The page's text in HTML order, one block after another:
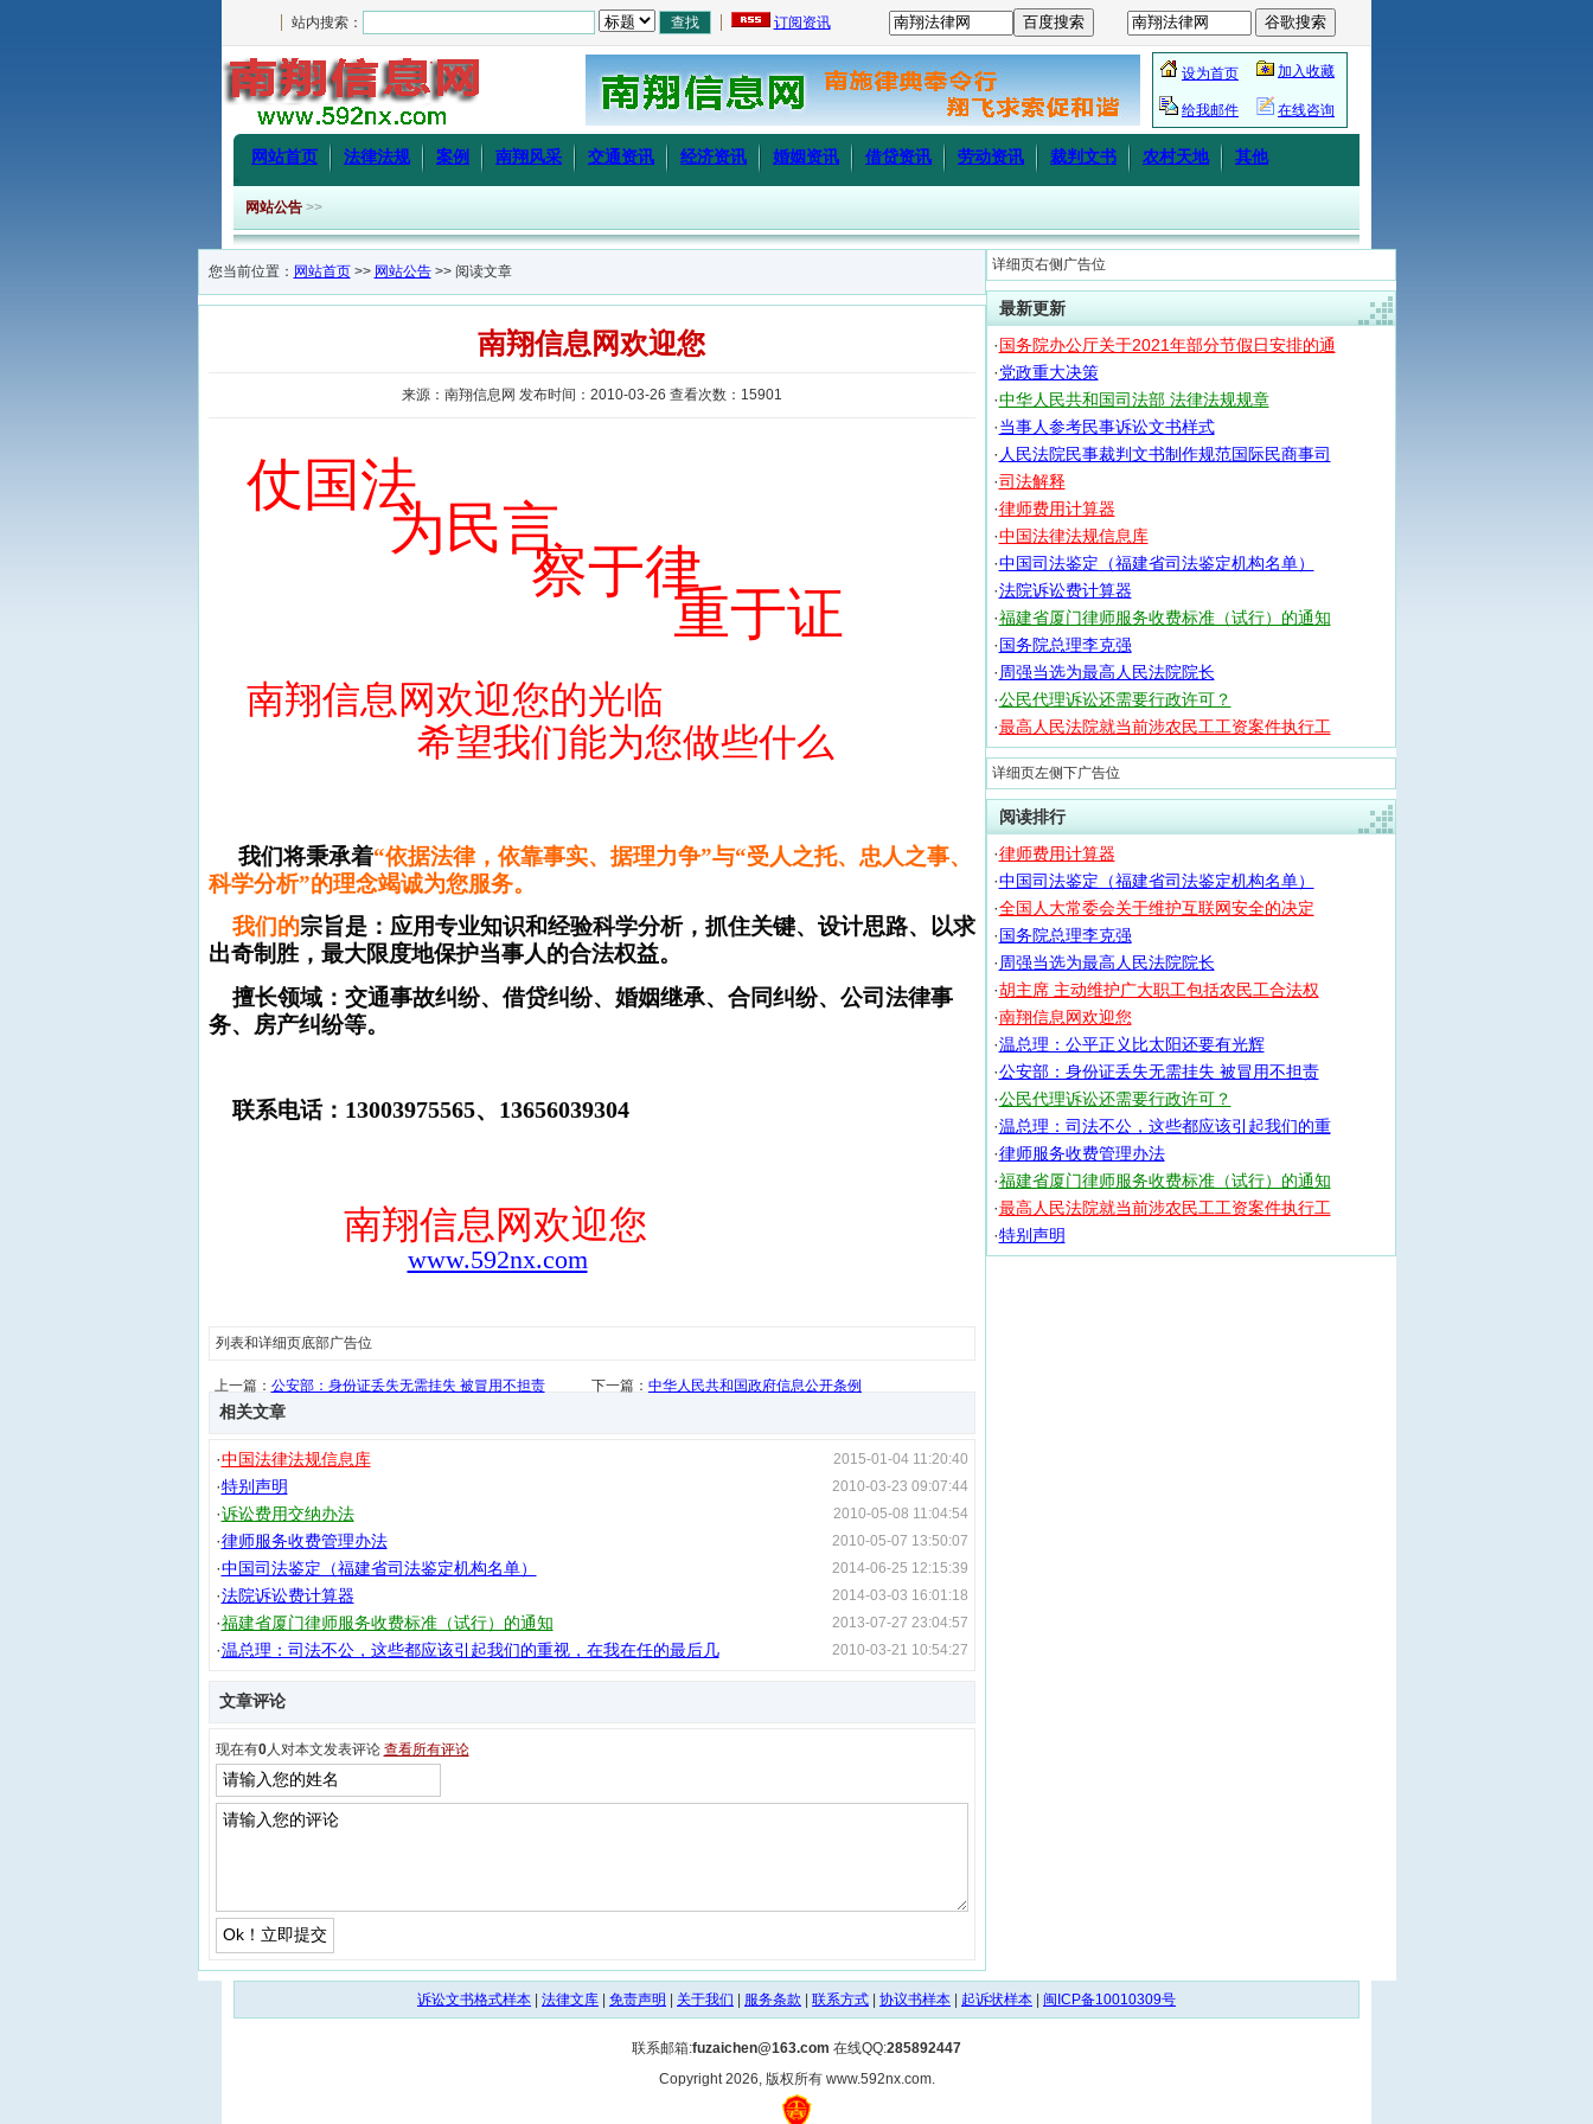
站内搜索： 订阅资讯
设为首页 加入收藏
给我邮件 在线咨询
网站首页 法律法规 案例 南翔风采 交通资讯 经济资讯 婚姻资讯 借贷资讯 劳动资讯 裁判文书 农村天地 其他
网站公告 >>
您当前位置： 网站首页>> 网站公告>> 阅读文章
南翔信息网欢迎您
来源：南翔信息网 发布时间：2010-03-26 查看次数：15901
仗国法
为民言
察于律
重于证
南翔信息网欢迎您的光临
希望我们能为您做些什么
我们将秉承着“依据法律，依靠事实、据理力争”与“受人之托、忠人之事、
科学分析”的理念竭诚为您服务。
我们的宗旨是：应用专业知识和经验科学分析，抓住关键、设计思路、以求
出奇制胜，最大限度地保护当事人的合法权益。
擅长领域：交通事故纠纷、借贷纠纷、婚姻继承、合同纠纷、公司法律事
务、房产纠纷等。
联系电话： 13003975565、13656039304
南翔信息网欢迎您
www.592nx.com
列表和详细页底部广告位
上一篇： 公安部：身份证丢失无需挂失 被冒用不担责 下一篇： 中华人民共和国政府信息公开条例
相关文章
·中国法律法规信息库 2015-01-04 11:20:40
·特别声明 2010-03-23 09:07:44
·诉讼费用交纳办法 2010-05-08 11:04:54
·律师服务收费管理办法 2010-05-07 13:50:07
·中国司法鉴定（福建省司法鉴定机构名单） 2014-06-25 12:15:39
·法院诉讼费计算器 2014-03-03 16:01:18
·福建省厦门律师服务收费标准（试行）的通知 2013-07-27 23:04:57
·温总理：司法不公，这些都应该引起我们的重视，在我在任的最后几 2010-03-21 10:54:27
文章评论
现在有0人对本文发表评论 查看所有评论
详细页右侧广告位
最新更新
·国务院办公厅关于2021年部分节假日安排的通
·党政重大决策
·中华人民共和国司法部 法律法规规章
·当事人参考民事诉讼文书样式
· 人民法院民事裁判文书制作规范国际民商事司
·司法解释
·律师费用计算器
·中国法律法规信息库
·中国司法鉴定（福建省司法鉴定机构名单）
·法院诉讼费计算器
·福建省厦门律师服务收费标准（试行）的通知
·国务院总理李克强
· 周强当选为最高人民法院院长
·公民代理诉讼还需要行政许可？
·最高人民法院就当前涉农民工工资案件执行工
详细页左侧下广告位
阅读排行
·律师费用计算器
·中国司法鉴定（福建省司法鉴定机构名单）
·全国人大常委会关于维护互联网安全的决定
·国务院总理李克强
· 周强当选为最高人民法院院长
·胡主席 主动维护广大职工包括农民工合法权
·南翔信息网欢迎您
·温总理：公平正义比太阳还要有光辉
·公安部：身份证丢失无需挂失 被冒用不担责
·公民代理诉讼还需要行政许可？
·温总理：司法不公，这些都应该引起我们的重
·律师服务收费管理办法
·福建省厦门律师服务收费标准（试行）的通知
·最高人民法院就当前涉农民工工资案件执行工
·特别声明
诉讼文书格式样本 法律文库 免责声明 关于我们 服务条款 联系方式 协议书样本 起诉状样本 闽ICP备10010309号
联系邮箱:fuzaichen@163.com 在线QQ:285892447
Copyright 2026, 版权所有 www.592nx.com.